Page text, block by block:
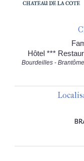
Hôtel ***
Bourdeilles -